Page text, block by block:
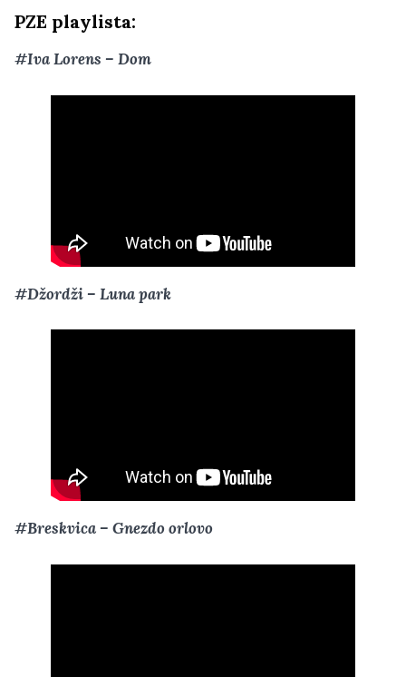
PZE playlista:
#Iva Lorens – Dom
#Džordži – Luna park
#Breskvica – Gnezdo orlovo